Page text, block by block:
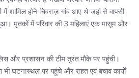
शामिल होने चिवराज़ गांव आए थे जहां से वापसी
मृतकों में परिवार की 3 महिलाएं एक मासूम और
और प्रशासन की टीम तुरंत मौके पर पहुंची।
घटनास्थल पर पहुंचे और राहत एवं बचाव कार्यों